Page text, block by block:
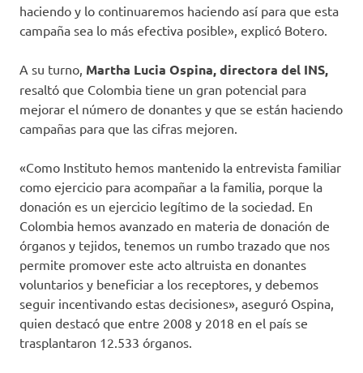
haciendo y lo continuaremos haciendo así para que esta
campaña sea lo más efectiva posible», explicó Botero.
A su turno, Martha Lucia Ospina, directora del INS,
resaltó que Colombia tiene un gran potencial para
mejorar el número de donantes y que se están haciendo
campañas para que las cifras mejoren.
«Como Instituto hemos mantenido la entrevista familiar
como ejercicio para acompañar a la familia, porque la
donación es un ejercicio legítimo de la sociedad. En
Colombia hemos avanzado en materia de donación de
órganos y tejidos, tenemos un rumbo trazado que nos
permite promover este acto altruista en donantes
voluntarios y beneficiar a los receptores, y debemos
seguir incentivando estas decisiones», aseguró Ospina,
quien destacó que entre 2008 y 2018 en el país se
trasplantaron 12.533 órganos.